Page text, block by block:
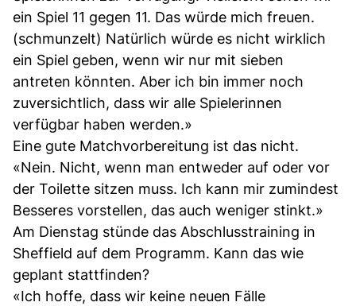
ein Spiel 11 gegen 11. Das würde mich freuen.
(schmunzelt) Natürlich würde es nicht wirklich
ein Spiel geben, wenn wir nur mit sieben
antreten könnten. Aber ich bin immer noch
zuversichtlich, dass wir alle Spielerinnen
verfügbar haben werden.»
Eine gute Matchvorbereitung ist das nicht.
«Nein. Nicht, wenn man entweder auf oder vor
der Toilette sitzen muss. Ich kann mir zumindest
Besseres vorstellen, das auch weniger stinkt.»
Am Dienstag stünde das Abschlusstraining in
Sheffield auf dem Programm. Kann das wie
geplant stattfinden?
«Ich hoffe, dass wir keine neuen Fälle